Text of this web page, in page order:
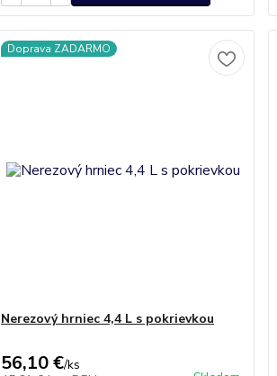
Doprava ZADARMO
Nerezový hrniec 4,4 L s pokrievkou
56,10 €/ks